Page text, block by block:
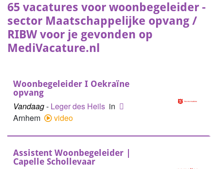
65 vacatures voor woonbegeleider -
sector Maatschappelijke opvang /
RIBW voor je gevonden op
MediVacature.nl
Woonbegeleider I Oekraïne
opvang
Vandaag- Leger des Heils in
Arnhem
video
Assistent Woonbegeleider |
Capelle Schollevaar